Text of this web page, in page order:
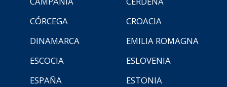
CÓRCEGA
CROACIA
DINAMARCA
EMILIA ROMAGNA
ESCOCIA
ESLOVENIA
ESPAÑA
ESTONIA